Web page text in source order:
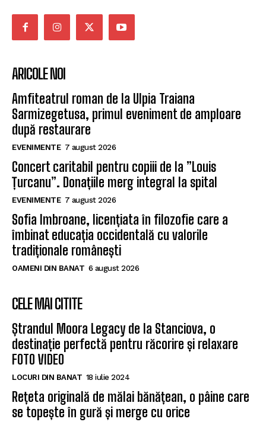
ARICOLE NOI
Amfiteatrul roman de la Ulpia Traiana
Sarmizegetusa, primul eveniment de amploare
după restaurare
EVENIMENTE 7 august 2026
Concert caritabil pentru copiii de la ”Louis
Țurcanu”. Donațiile merg integral la spital
EVENIMENTE 7 august 2026
Sofia Imbroane, licențiata în filozofie care a
îmbinat educația occidentală cu valorile
tradiționale românești
OAMENI DIN BANAT 6 august 2026
CELE MAI CITITE
Ștrandul Moora Legacy de la Stanciova, o
destinație perfectă pentru răcorire și relaxare
FOTO VIDEO
LOCURI DIN BANAT 18 iulie 2024
Rețeta originală de mălai bănățean, o pâine care
se topește în gură și merge cu orice